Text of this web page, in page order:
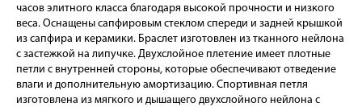
часов элитного класса благодаря высокой прочности и низкого
веса. Оснащены сапфировым стеклом спереди и задней крышкой
из сапфира и керамики. Браслет изготовлен из тканного нейлона
с застежкой на липучке. Двухслойное плетение имеет плотные
петли с внутренней стороны, которые обеспечивают отведение
влаги и дополнительную амортизацию. Спортивная петля
изготовлена из мягкого и дышащего двухслойного нейлона с